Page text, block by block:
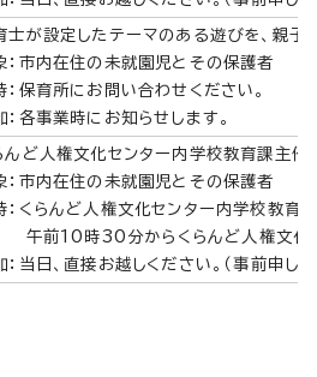
士が設定したテーマのある遊びを、親子
：市内在住の未就園児とその保護者
：保育所にお問い合わせください。
：各事業時にお知らせします。
んど人権文化センター内学校教育課主催
：市内在住の未就園児とその保護者
：くらんど人権文化センター内学校教育
10時30分からくらんど人権文化セ
：当日、直接お越しください。（事前申し